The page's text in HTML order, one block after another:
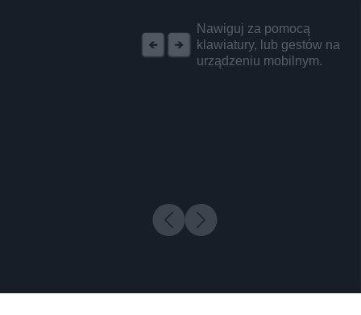
Nawiguj za pomocą
klawiatury, lub gestów na
urządzeniu mobilnym.